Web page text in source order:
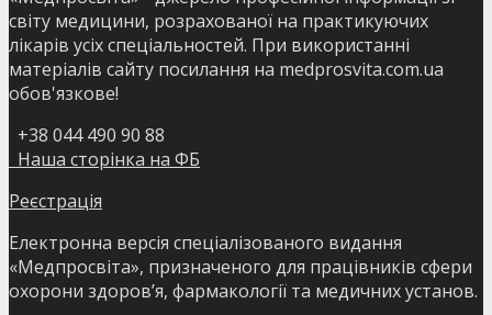
світу медицини, розрахованої на практикуючих
лікарів усіх спеціальностей. При використанні
матеріалів сайту посилання на medprosvita.com.ua
обов'язкове!
+38 044 490 90 88
Наша сторінка на ФБ
Реєстрація
Електронна версія спеціалізованого видання
«Медпросвіта», призначеного для працівників сфери
охорони здоров’я, фармакології та медичних установ.